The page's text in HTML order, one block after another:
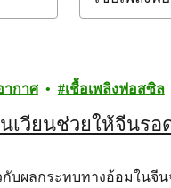
กาศ เชื้อเพลิงฟอสซิล
เวียนช่วยให้จีนรอ
กับผลกระทบทางอ้อมในจี